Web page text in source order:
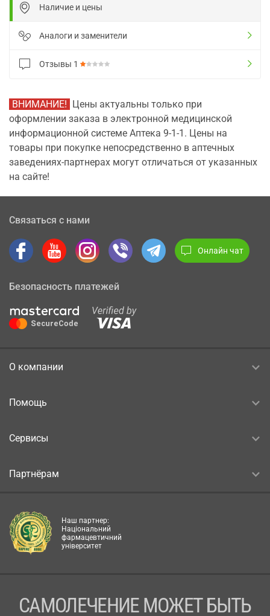
Наличие и цены
Аналоги и заменители
Отзывы 1
ВНИМАНИЕ! Цены актуальны только при
оформлении заказа в электронной медицинской
информационной системе Аптека 9-1-1. Цены на
товары при покупке непосредственно в аптечных
заведениях-партнерах могут отличаться от указанных
на сайте!
Связаться с нами
Онлайн чат
Безопасность платежей
О компании
Помощь
Сервисы
Партнёрам
Наш партнер:
Національний
фармацевтичний
університет
САМОЛЕЧЕНИЕ МОЖЕТ БЫТЬ